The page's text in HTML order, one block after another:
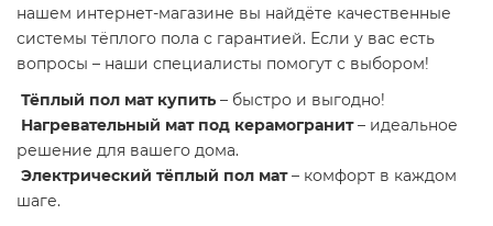
нашем интернет-магазине вы найдёте качественные
системы тёплого пола с гарантией. Если у вас есть
вопросы – наши специалисты помогут с выбором!
Тёплый пол мат купить – быстро и выгодно!
Нагревательный мат под керамогранит– идеальное
решение для вашего дома.
Электрический тёплый пол мат– комфорт в каждом
шаге.